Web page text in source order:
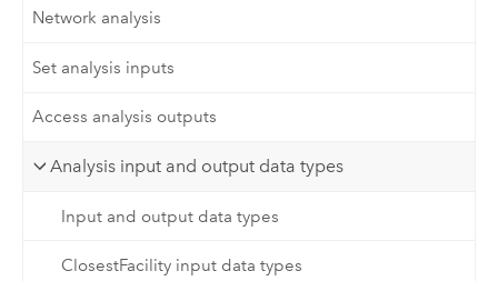
Network analysis
Set analysis inputs
Access analysis outputs
Analysis input and output data types
Input and output data types
ClosestFacility input data types